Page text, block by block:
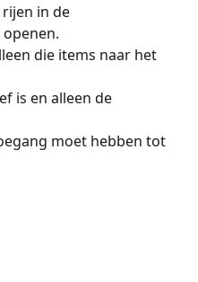
in de
die items naar het
is en alleen de
moet hebben tot